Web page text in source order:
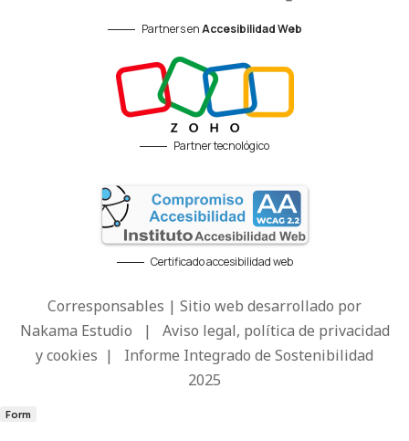
Partners enAccesibilidad Web
Partner tecnológico
Certificado accesibilidad web
Corresponsables | Sitio web desarrollado por
Nakama Estudio | Aviso legal, política de privacidad
y cookies | Informe Integrado de Sostenibilidad
2025
Form